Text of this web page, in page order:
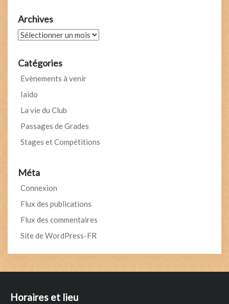
Archives
Archives
Catégories
Evènements à venir
Iaido
La vie du Club
Passages de Grades
Stages et Compétitions
Méta
Connexion
Flux des publications
Flux des commentaires
Site de WordPress-FR
Horaires et lieu